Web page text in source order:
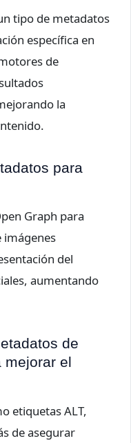
tipo de metadatos
específica en
de
la
para
Graph para
imágenes
del
aumentando
de
mejorar el
etiquetas ALT,
de asegurar